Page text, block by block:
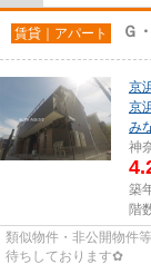
賃貸｜アパート Ｇ
京
京
み
神
築
階
類似物件・非公開物件
待ちしております✿